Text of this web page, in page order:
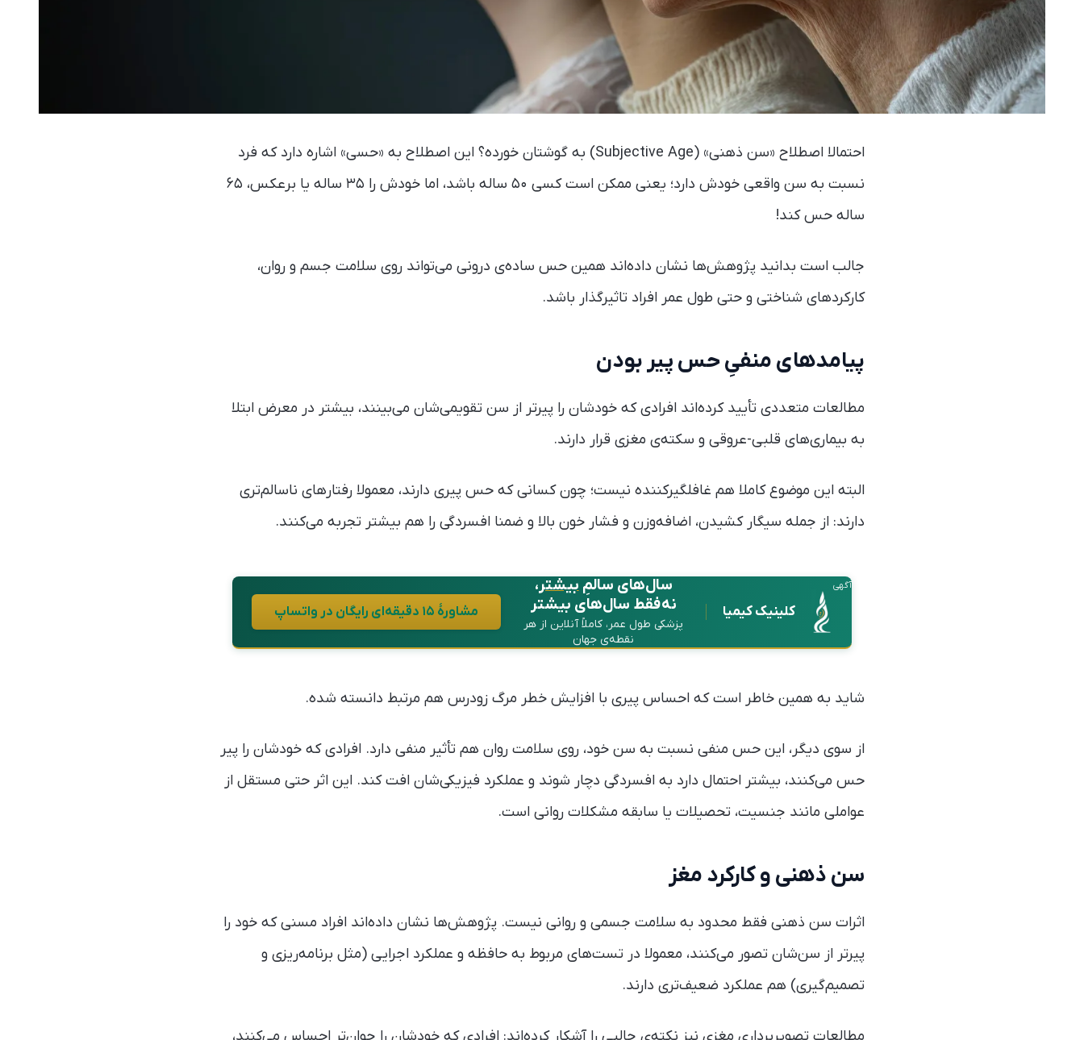
احتمالا اصطلاح «سن ذهنی» (Subjective Age) به گوشتان خورده؟ این اصطلاح به «حسی» اشاره دارد که فرد
نسبت به سن واقعی خودش دارد؛ یعنی ممکن است کسی ۵۰ ساله باشد، اما خودش را ۳۵ ساله یا برعکس، ۶۵
ساله حس کند!
جالب است بدانید پژوهش‌ها نشان داده‌اند همین حس ساده‌ی درونی می‌تواند روی سلامت جسم و روان،
کارکردهای شناختی و حتی طول عمر افراد تاثیرگذار باشد.
پیامدهای منفیِ حس پیر بودن
مطالعات متعددی تأیید کرده‌اند افرادی که خودشان را پیرتر از سن تقویمی‌شان می‌بینند، بیشتر در معرض ابتلا
به بیماری‌های قلبی-عروقی و سکته‌ی مغزی قرار دارند.
البته این موضوع کاملا هم غافلگیرکننده نیست؛ چون کسانی که حس پیری دارند، معمولا رفتارهای ناسالم‌تری
دارند: از جمله سیگار کشیدن، اضافه‌وزن و فشار خون بالا و ضمنا افسردگی را هم بیشتر تجربه می‌کنند.
آگهی
کلینیک کیمیا
سال‌های سالمِبیشتر،
نه فقط سال‌های بیشتر
پزشکی طول عمر، کاملاً آنلاین از هر
نقطه‌ی جهان
مشاورهٔ ۱۵ دقیقه‌ای رایگان در واتساپ
شاید به همین خاطر است که احساس پیری با افزایش خطر مرگ زودرس هم مرتبط دانسته شده.
از سوی دیگر، این حس منفی نسبت به سن خود، روی سلامت روان هم تأثیر منفی دارد. افرادی که خودشان را پیر
حس می‌کنند، بیشتر احتمال دارد به افسردگی دچار شوند و عملکرد فیزیکی‌شان افت کند. این اثر حتی مستقل از
عواملی مانند جنسیت، تحصیلات یا سابقه مشکلات روانی است.
سن ذهنی و کارکرد مغز
اثرات سن ذهنی فقط محدود به سلامت جسمی و روانی نیست. پژوهش‌ها نشان داده‌اند افراد مسنی که خود را
پیرتر از سن‌شان تصور می‌کنند، معمولا در تست‌های مربوط به حافظه و عملکرد اجرایی (مثل برنامه‌ریزی و
تصمیم‌گیری) هم عملکرد ضعیف‌تری دارند.